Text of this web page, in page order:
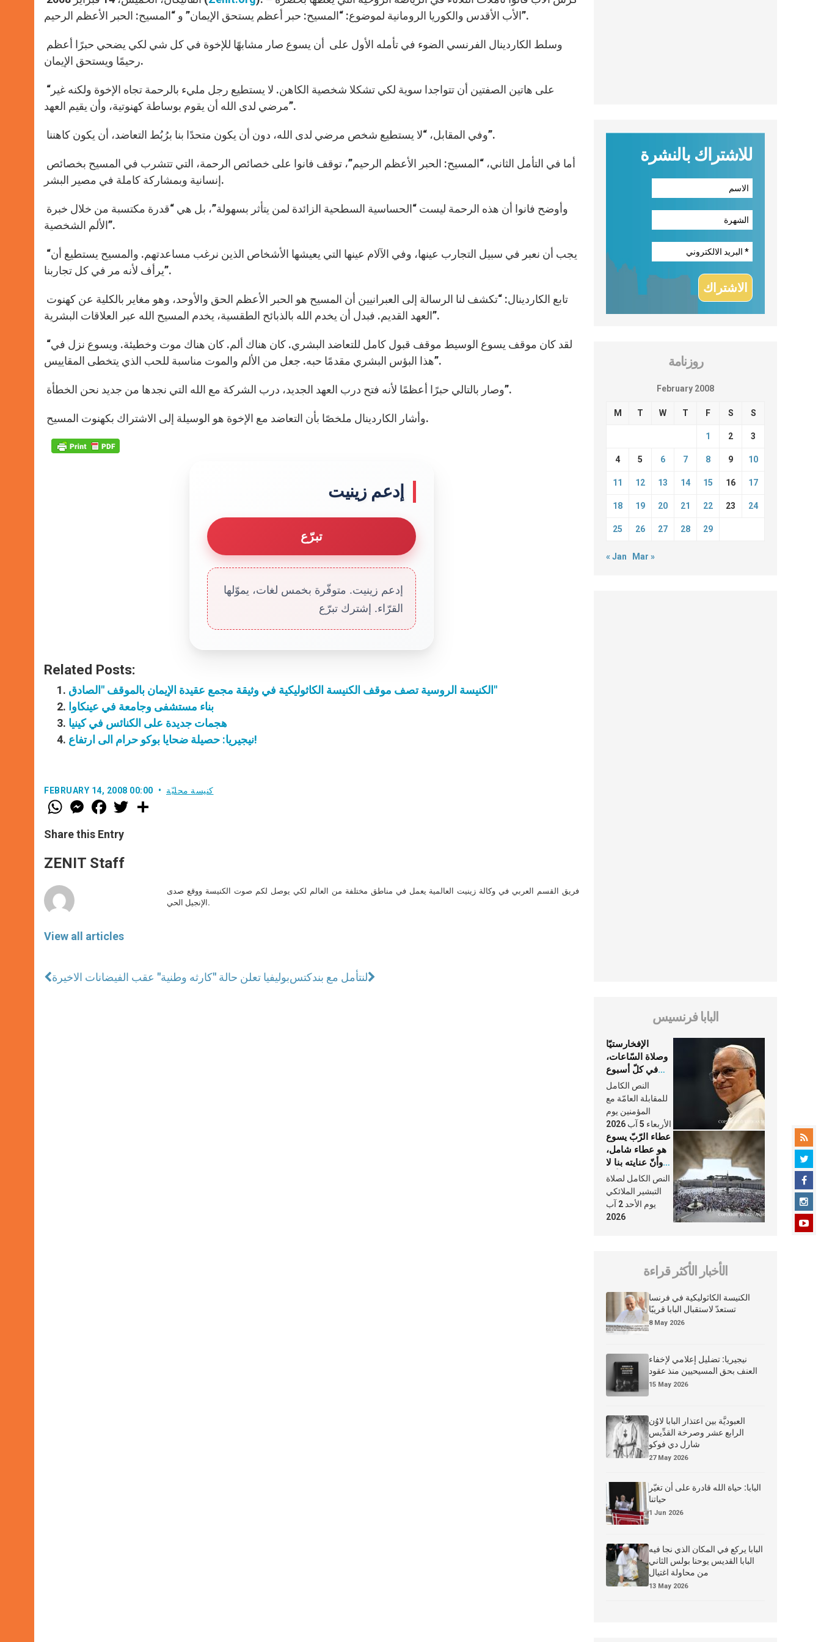
الأب الأقدس والكوريا الرومانية لموضوع: “المسيح: حبر أعظم يستحق الإيمان” و “المسيح: الحبر الأعظم الرحيم”.
رحيمًا ويستحق الإيمان.
“على هاتين الصفتين أن تتواجدا سوية لكي تشكلا شخصية الكاهن. لا يستطيع رجل مليء بالرحمة تجاه الإخوة ولكنه غير
مرضي لدى الله أن يقوم بوساطة كهنوتية، وأن يقيم العهد”.
وفي المقابل، “لا يستطيع شخص مرضي لدى الله، دون أن يكون متحدًا بنا برُبُط التعاضد، أن يكون كاهننا”.
إنسانية وبمشاركة كاملة في مصير البشر.
الألم الشخصية”.
“يجب أن نعبر في سبيل التجارب عينها، وفي الآلام عينها التي يعيشها الأشخاص الذين نرغب مساعدتهم. والمسيح يستطيع أن
يرأف لأنه مر في كل تجاربنا”.
العهد القديم. فبدل أن يخدم الله بالذبائح الطقسية، يخدم المسيح الله عبر العلاقات البشرية”.
“لقد كان موقف يسوع الوسيط موقف قبول كامل للتعاضد البشري. كان هناك ألم. كان هناك موت وخطيئة. ويسوع نزل في
هذا البؤس البشري مقدمًا حبه. جعل من الألم والموت مناسبة للحب الذي يتخطى المقاييس”.
وصار بالتالي حبرًا أعظمًا لأنه فتح درب العهد الجديد، درب الشركة مع الله التي نجدها من جديد نحن الخطأة”.
وأشار الكاردينال ملخصًا بأن التعاضد مع الإخوة هو الوسيلة إلى الاشتراك بكهنوت المسيح.
إدعم زينيت
تبرّع
إدعم زينيت. متوفّرة بخمس لغات، يموّلها
القرّاء. إشترك تبرّع
Related Posts:
الكنيسة الروسية تصف موقف الكنيسة الكاثوليكية في وثيقة مجمع عقيدة الإيمان بالموقف "الصادق"
بناء مستشفى وجامعة في عينكاوا
هجمات جديدة على الكنائس في كينيا
نيجيريا: حصيلة ضحايا بوكو حرام الى ارتفاع!
FEBRUARY 14, 2008 00:00 كنيسة محليّة
W
h
t
s
p
p
M
e
s
e
g
e
F
a
e
b
o
k
w
Share this Entry
ZENIT Staff
View all articles
فريق القسم العربي في وكالة زينيت العالمية يعمل في مناطق مختلفة من العالم لكي يوصل لكم صوت الكنيسة ووقع صدى
الإنجيل الحي.
بوليفيا تعلن حالة "كارثه وطنية" عقب الفيضانات الاخيرةلنتأمل مع بندكتس
للاشتراك بالنشرة
روزنامة
February 2008
M T W T F S S
1 2 3
4 5 6 7 8 9 10
11 12 13 14 15 16 17
18 19 20 21 22 23 24
25 26 27 28 29
« Jan Mar »
البابا فرنسيس
الإفخارستيّا
وصلاة السّاعات،
في كلّ أسبوع
وكلّ يوم، هما
النَّفَس في حياة
الكنيسة
النص الكامل
للمقابلة العامّة مع
المؤمنين يوم
الأربعاء 5 آب 2026
عطاء الرّبّ يسوع
هو عطاء شامل،
وأنّ عنايته بنا لا
تغيب عنّا أبدًا
النص الكامل لصلاة
التبشير الملائكي
يوم الأحد 2 آب
2026
الأخبار الأكثر قراءة
الكنيسة الكاثوليكية في فرنسا
تستعدّ لاستقبال البابا قريبًا
8 May 2026
نيجيريا: تضليل إعلامي لإخفاء
العنف بحق المسيحيين منذ عقود
15 May 2026
العبوديَّة بين اعتذار البابا لاوُن
الرابع عشر وصرخة القدِّيس
شارل دي فوكو
27 May 2026
البابا: حياة الله قادرة على أن تغيّر
حياتنا
1 Jun 2026
البابا يركع في المكان الذي نجا فيه
البابا القديس يوحنا بولس الثاني
من محاولة اغتيال
13 May 2026